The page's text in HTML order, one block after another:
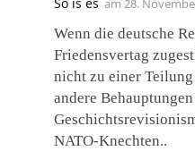
So is es am 28.
Wenn die deutsche
Friedensvertag
nicht zu einer
andere
NATO-Knechten..